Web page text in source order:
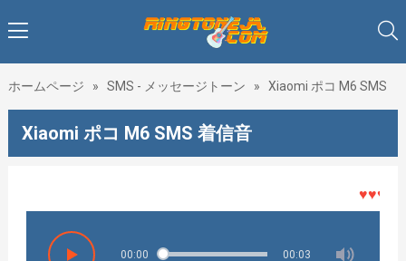
ホームページ » SMS - メッセージトーン » Xiaomi ポコ M6 SMS
Xiaomi ポコ M6 SMS 着信音
♥♥♥着メ
00:00 00:03